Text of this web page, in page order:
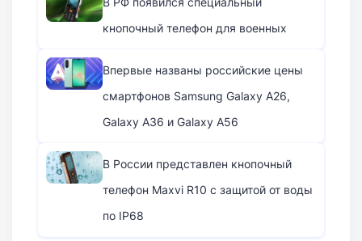
кнопочный телефон для военных
Впервые названы российские цены
смартфонов Samsung Galaxy A26,
Galaxy A36 и Galaxy A56
В России представлен кнопочный
телефон Maxvi R10 с защитой от воды
по IP68